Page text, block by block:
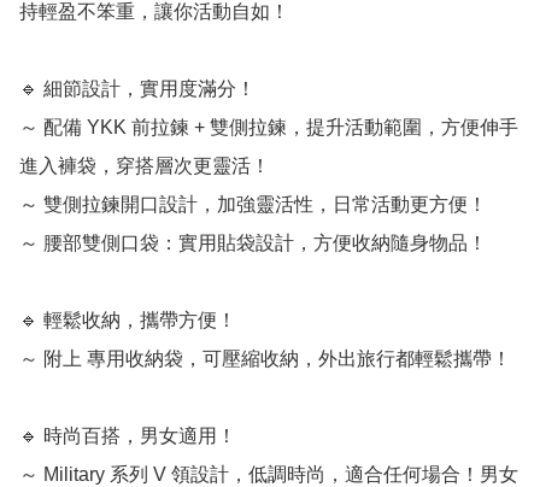
持輕盈不笨重，讓你活動自如！
🔹 細節設計，實用度滿分！
～ 配備 YKK 前拉鍊 + 雙側拉鍊，提升活動範圍，方便伸手
進入褲袋，穿搭層次更靈活！
～ 雙側拉鍊開口設計，加強靈活性，日常活動更方便！
～ 腰部雙側口袋：實用貼袋設計，方便收納隨身物品！
🔹 輕鬆收納，攜帶方便！
～ 附上 專用收納袋，可壓縮收納，外出旅行都輕鬆攜帶！
🔹 時尚百搭，男女適用！
～ Military 系列 V 領設計，低調時尚，適合任何場合！男女